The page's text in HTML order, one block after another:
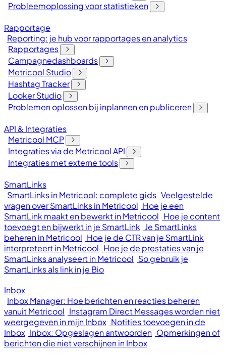
Probleemoplossing voor statistieken
Rapportage
Reporting: je hub voor rapportages en analytics
Rapportages
Campagnedashboards
Metricool Studio
Hashtag Tracker
Looker Studio
Problemen oplossen bij inplannen en publiceren
API & Integraties
Metricool MCP
Integraties via de Metricool API
Integraties met externe tools
SmartLinks
SmartLinks in Metricool: complete gids Veelgestelde
vragen over SmartLinks in Metricool Hoe je een
SmartLink maakt en bewerkt in Metricool Hoe je content
toevoegt en bijwerkt in je SmartLink Je SmartLinks
beheren in Metricool Hoe je de CTR van je SmartLink
interpreteert in Metricool Hoe je de prestaties van je
SmartLinks analyseert in Metricool So gebruik je
SmartLinks als link in je Bio
Inbox
Inbox Manager: Hoe berichten en reacties beheren
vanuit Metricool Instagram Direct Messages worden niet
weergegeven in mijn Inbox Notities toevoegen in de
Inbox Inbox: Opgeslagen antwoorden Opmerkingen of
berichten die niet verschijnen in Inbox